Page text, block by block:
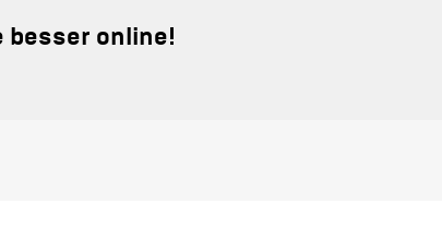
besser online!